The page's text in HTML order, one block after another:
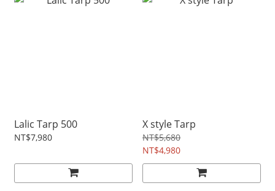
Lalic Tarp 500
NT$7,980
X style Tarp
NT$5,680
NT$4,980